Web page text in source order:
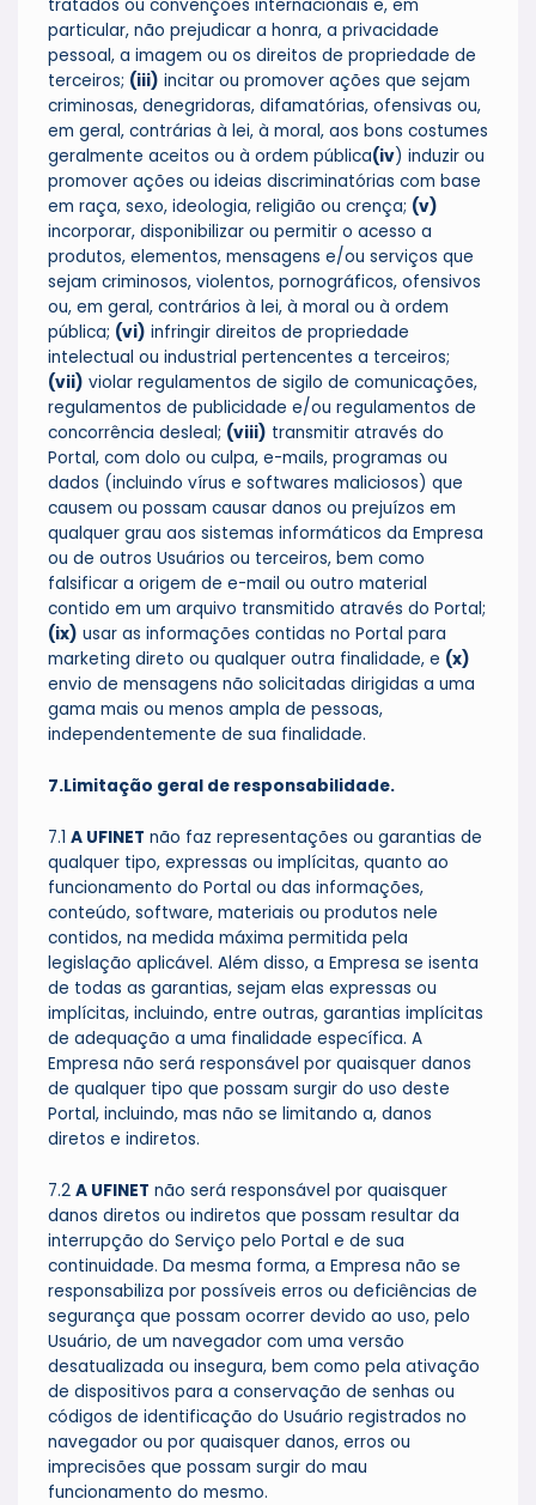
tratados ou convenções internacionais e, em
particular, não prejudicar a honra, a privacidade
pessoal, a imagem ou os direitos de propriedade de
terceiros; (iii) incitar ou promover ações que sejam
criminosas, denegridoras, difamatórias, ofensivas ou,
em geral, contrárias à lei, à moral, aos bons costumes
geralmente aceitos ou à ordem pública(iv) induzir ou
promover ações ou ideias discriminatórias com base
em raça, sexo, ideologia, religião ou crença; (v)
incorporar, disponibilizar ou permitir o acesso a
produtos, elementos, mensagens e/ou serviços que
sejam criminosos, violentos, pornográficos, ofensivos
ou, em geral, contrários à lei, à moral ou à ordem
pública; (vi) infringir direitos de propriedade
intelectual ou industrial pertencentes a terceiros;
(vii) violar regulamentos de sigilo de comunicações,
regulamentos de publicidade e/ou regulamentos de
concorrência desleal; (viii) transmitir através do
Portal, com dolo ou culpa, e-mails, programas ou
dados (incluindo vírus e softwares maliciosos) que
causem ou possam causar danos ou prejuízos em
qualquer grau aos sistemas informáticos da Empresa
ou de outros Usuários ou terceiros, bem como
falsificar a origem de e-mail ou outro material
contido em um arquivo transmitido através do Portal;
(ix) usar as informações contidas no Portal para
marketing direto ou qualquer outra finalidade, e (x)
envio de mensagens não solicitadas dirigidas a uma
gama mais ou menos ampla de pessoas,
independentemente de sua finalidade.
7.Limitação geral de responsabilidade.
7.1 A UFINET não faz representações ou garantias de
qualquer tipo, expressas ou implícitas, quanto ao
funcionamento do Portal ou das informações,
conteúdo, software, materiais ou produtos nele
contidos, na medida máxima permitida pela
legislação aplicável. Além disso, a Empresa se isenta
de todas as garantias, sejam elas expressas ou
implícitas, incluindo, entre outras, garantias implícitas
de adequação a uma finalidade específica. A
Empresa não será responsável por quaisquer danos
de qualquer tipo que possam surgir do uso deste
Portal, incluindo, mas não se limitando a, danos
diretos e indiretos.
7.2 A UFINET não será responsável por quaisquer
danos diretos ou indiretos que possam resultar da
interrupção do Serviço pelo Portal e de sua
continuidade. Da mesma forma, a Empresa não se
responsabiliza por possíveis erros ou deficiências de
segurança que possam ocorrer devido ao uso, pelo
Usuário, de um navegador com uma versão
desatualizada ou insegura, bem como pela ativação
de dispositivos para a conservação de senhas ou
códigos de identificação do Usuário registrados no
navegador ou por quaisquer danos, erros ou
imprecisões que possam surgir do mau
funcionamento do mesmo.